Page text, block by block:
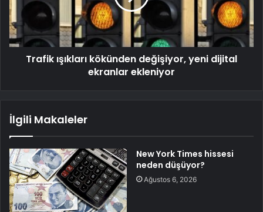
Trafik ışıkları kökünden değişiyor, yeni dijital
ekranlar ekleniyor
İlgili Makaleler
New York Times hissesi
neden düşüyor?
Ağustos 6, 2026